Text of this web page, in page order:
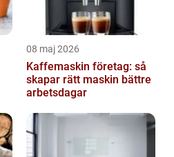
08 maj 2026
Kaffemaskin företag: så
skapar rätt maskin bättre
arbetsdagar